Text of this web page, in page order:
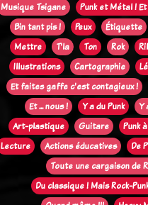
Musique Tsigane
Punk et Métal !
Bin tant pis !
Peux Étiquette
Mettre
T'la Ton Rok
Illustrations
Cartographie
Et faites gaffe c'est contagieux !
Et ... nous !
Y a du Punk
Y
Art-plastique
Guitare Punk
Lecture
Actions éducatives
De
Toute une cargaison de
Du classique ! Mais Rock-